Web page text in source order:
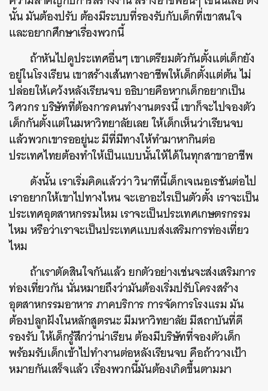
นั้น มันต้องปรับ ต้องมีระบบที่รองรับกับเด็กที่เขาสนใจ
และอยากศึกษาเรื่องพวกนี้
ถ้าหันไปดูประเทศอื่นๆ เขาเตรียมตัวกันตั้งแต่เด็กยัง
อยู่ในโรงเรียน เขาสร้างเส้นทางอาชีพให้เด็กตั้งแต่ต้น ไม่
ปล่อยให้เคว้งหลังเรียนจบ อธิบายคือหากเด็กอยากเป็น
วิศวกร บริษัทที่ต้องการคนทำงานตรงนี้ เขาก็จะไปจองตัว
เด็กกันตั้งแต่ในมหาวิทยาลัยเลย ให้เด็กเห็นว่าเรียนจบ
แล้วพวกเขารออยู่นะ มีที่มีทางให้ทำมาหากินต่อ
ประเทศไทยต้องทำให้เป็นแบบนั้นให้ได้ในทุกสาขาอาชีพ
ดังนั้น เราเริ่มคิดแล้วว่า วินาทีนี้เด็กเจเนอเรชันต่อไป
เราอยากให้เขาไปทางไหน จะเอาอะไรเป็นตัวตั้ง เราจะเป็น
ประเทศอุตสาหกรรมไหม เราจะเป็นประเทศเกษตรกรรม
ไหม หรือว่าเราจะเป็นประเทศแบบส่งเสริมการท่องเที่ยว
ไหม
ถ้าเราตัดสินใจกันแล้ว ยกตัวอย่างเช่นจะส่งเสริมการ
ท่องเที่ยวกัน นั่นหมายถึงว่ามันต้องเริ่มปรับโครงสร้าง
อุตสาหกรรมอาหาร ภาคบริการ การจัดการโรงแรม มัน
ต้องปลูกฝังในหลักสูตรนะ มีมหาวิทยาลัย มีสถาบันที่ดี
รองรับ ให้เด็กรู้สึกว่าน่าเรียน ต้องมีบริษัทที่จองตัวเด็ก
พร้อมรับเด็กเข้าไปทำงานต่อหลังเรียนจบ คือถ้าวางเป้า
หมายกันเสร็จแล้ว เรื่องพวกนี้มันต้องเกิดขึ้นตามมา